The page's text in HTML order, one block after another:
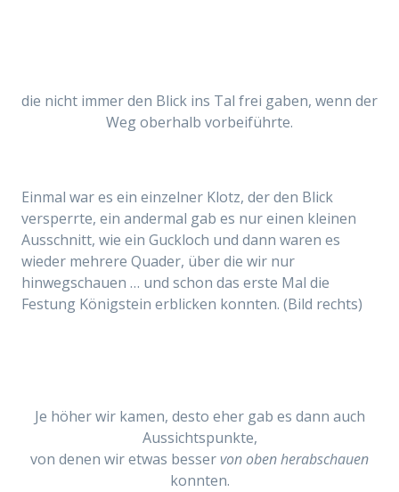
die nicht immer den Blick ins Tal frei gaben, wenn der
Weg oberhalb vorbeiführte.
Einmal war es ein einzelner Klotz, der den Blick
versperrte, ein andermal gab es nur einen kleinen
Ausschnitt, wie ein Guckloch und dann waren es
wieder mehrere Quader, über die wir nur
hinwegschauen … und schon das erste Mal die
Festung Königstein erblicken konnten. (Bild rechts)
Je höher wir kamen, desto eher gab es dann auch
Aussichtspunkte,
von denen wir etwas besservon oben herabschauen
konnten.